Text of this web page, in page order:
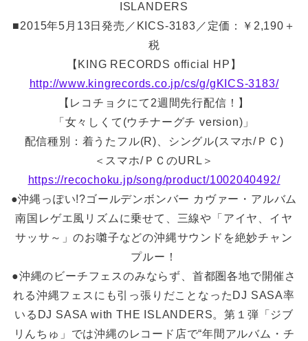
ISLANDERS
■2015年5月13日発売／KICS-3183／定価：￥2,190＋
税
【KING RECORDS official HP】
http://www.kingrecords.co.jp/cs/g/gKICS-3183/
【レコチョクにて2週間先行配信！】
「女々しくて(ウチナーグチ version)」
配信種別：着うたフル(R)、シングル(スマホ/ＰＣ)
＜スマホ/ＰＣのURL＞
https://recochoku.jp/song/product/1002040492/
●沖縄っぽい!?ゴールデンボンバー カヴァー・アルバム
南国レゲエ風リズムに乗せて、三線や「アイヤ、イヤ
サッサ～」のお囃子などの沖縄サウ­ンドを絶妙チャン
プルー！
●沖縄のビーチフェスのみならず、首都圏各地で開催さ
れる沖縄フェスにも引っ張りだこ­となったDJ SASA率
いるDJ SASA with THE ISLANDERS。第１弾「ジブ
リんちゅ」では沖縄のレコード店で“年間アルバム・­チ